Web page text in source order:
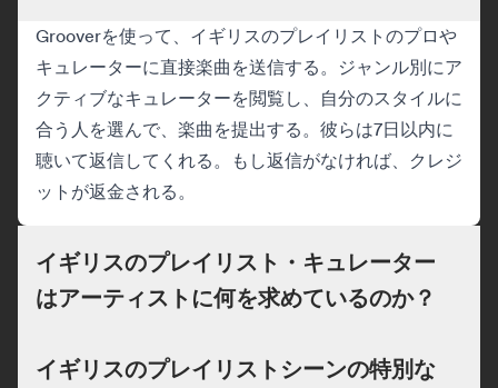
Grooverを使って、イギリスのプレイリストのプロや
キュレーターに直接楽曲を送信する。ジャンル別にア
クティブなキュレーターを閲覧し、自分のスタイルに
合う人を選んで、楽曲を提出する。彼らは7日以内に
聴いて返信してくれる。もし返信がなければ、クレジ
ットが返金される。
イギリスのプレイリスト・キュレーター
はアーティストに何を求めているのか？
イギリスのプレイリストシーンの特別な